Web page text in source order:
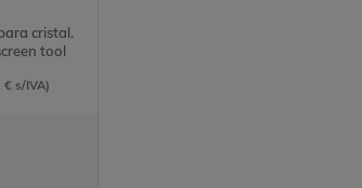
cristal.
tool
€ s/IVA)